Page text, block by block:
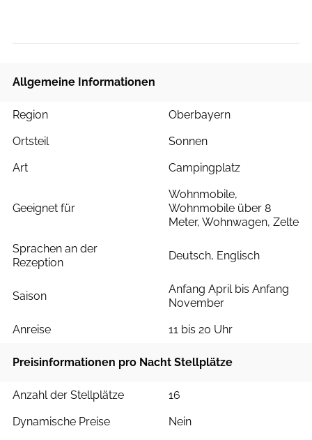
Allgemeine Informationen
Region
Oberbayern
Ortsteil
Sonnen
Art
Campingplatz
Geeignet für
Wohnmobile,
Wohnmobile über 8
Meter, Wohnwagen, Zelte
Sprachen an der
Rezeption
Deutsch, Englisch
Saison
Anfang April bis Anfang
November
Anreise
11 bis 20 Uhr
Preisinformationen pro Nacht Stellplätze
Anzahl der Stellplätze
16
Dynamische Preise
Nein